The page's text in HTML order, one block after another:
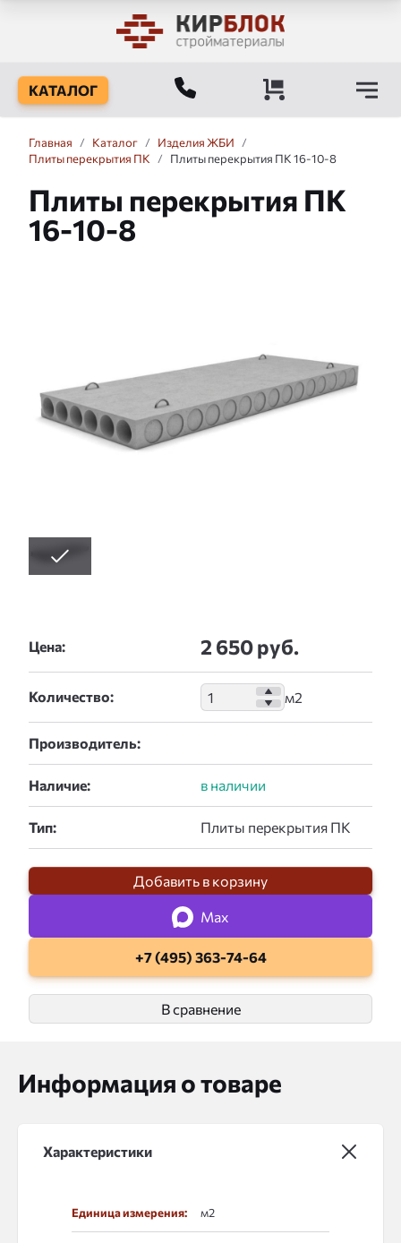
КАТАЛОГ
Главная / Каталог / Изделия ЖБИ
/
Плиты перекрытия ПК
/ Плиты перекрытия ПК 16-10-8
Плиты перекрытия ПК
16-10-8
Цена: 2 650 руб.
Количество:
Производитель:
Наличие:
Тип:
Добавить в корзину
Max
+7 (495) 363-74-64
В сравнение
Информация о товаре
Характеристики
Единица измерения: м2